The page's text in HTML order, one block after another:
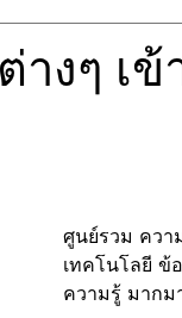
างๆ เ
ศูนย์รวม ควา
เทคโนโลยี ข้
ความรู้ มาก